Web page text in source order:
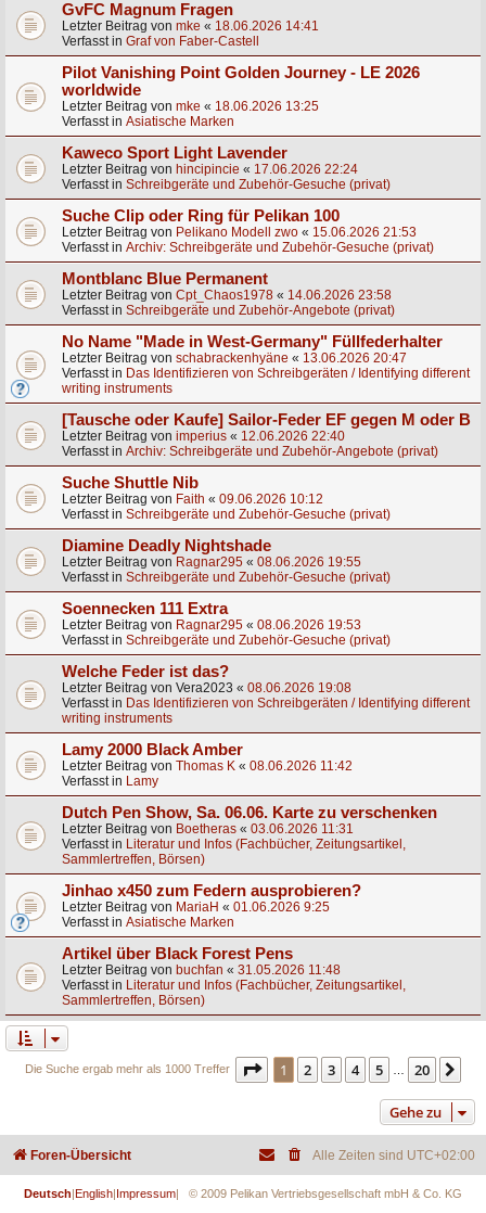
GvFC Magnum Fragen
Letzter Beitrag von mke « 18.06.2026 14:41
Verfasst in Graf von Faber-Castell
Pilot Vanishing Point Golden Journey - LE 2026
worldwide
Letzter Beitrag von mke « 18.06.2026 13:25
Verfasst in Asiatische Marken
Kaweco Sport Light Lavender
Letzter Beitrag von hincipincie « 17.06.2026 22:24
Verfasst in Schreibgeräte und Zubehör-Gesuche (privat)
Suche Clip oder Ring für Pelikan 100
Letzter Beitrag von Pelikano Modell zwo « 15.06.2026 21:53
Verfasst in Archiv: Schreibgeräte und Zubehör-Gesuche (privat)
Montblanc Blue Permanent
Letzter Beitrag von Cpt_Chaos1978 « 14.06.2026 23:58
Verfasst in Schreibgeräte und Zubehör-Angebote (privat)
No Name "Made in West-Germany" Füllfederhalter
Letzter Beitrag von schabrackenhyäne « 13.06.2026 20:47
Verfasst in Das Identifizieren von Schreibgeräten / Identifying different
writing instruments
[Tausche oder Kaufe] Sailor-Feder EF gegen M oder B
Letzter Beitrag von imperius « 12.06.2026 22:40
Verfasst in Archiv: Schreibgeräte und Zubehör-Angebote (privat)
Suche Shuttle Nib
Letzter Beitrag von Faith « 09.06.2026 10:12
Verfasst in Schreibgeräte und Zubehör-Gesuche (privat)
Diamine Deadly Nightshade
Letzter Beitrag von Ragnar295 « 08.06.2026 19:55
Verfasst in Schreibgeräte und Zubehör-Gesuche (privat)
Soennecken 111 Extra
Letzter Beitrag von Ragnar295 « 08.06.2026 19:53
Verfasst in Schreibgeräte und Zubehör-Gesuche (privat)
Welche Feder ist das?
Letzter Beitrag von Vera2023 « 08.06.2026 19:08
Verfasst in Das Identifizieren von Schreibgeräten / Identifying different
writing instruments
Lamy 2000 Black Amber
Letzter Beitrag von Thomas K « 08.06.2026 11:42
Verfasst in Lamy
Dutch Pen Show, Sa. 06.06. Karte zu verschenken
Letzter Beitrag von Boetheras « 03.06.2026 11:31
Verfasst in Literatur und Infos (Fachbücher, Zeitungsartikel,
Sammlertreffen, Börsen)
Jinhao x450 zum Federn ausprobieren?
Letzter Beitrag von MariaH « 01.06.2026 9:25
Verfasst in Asiatische Marken
Artikel über Black Forest Pens
Letzter Beitrag von buchfan « 31.05.2026 11:48
Verfasst in Literatur und Infos (Fachbücher, Zeitungsartikel,
Sammlertreffen, Börsen)
Die Suche ergab mehr als 1000 Treffer Seite 1von 20
1 2 3 4 5 … 20
Gehe zu
Foren-Übersicht Alle Zeiten sind UTC+02:00
Deutsch English Impressum | © 2009 Pelikan Vertriebsgesellschaft mbH & Co. KG